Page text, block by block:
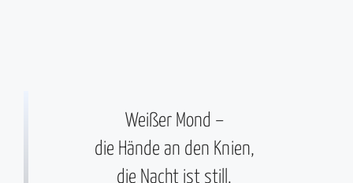
Weißer Mond –
die Hände an den Knien,
die Nacht ist still.